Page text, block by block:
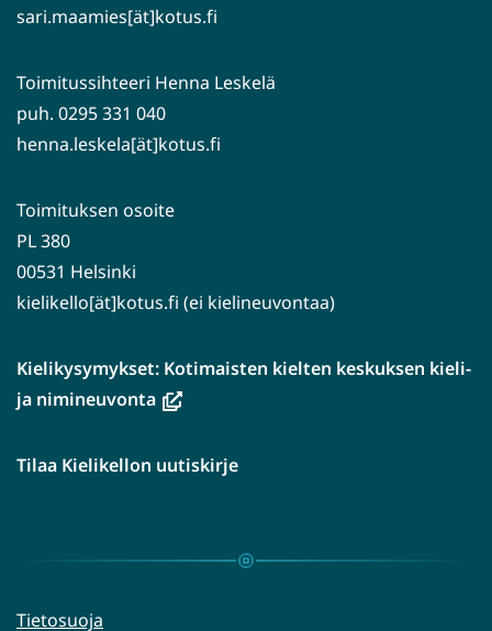
sari.maamies[ät]kotus.fi
Toimitussihteeri Henna Leskelä
puh. 0295 331 040
henna.leskela[ät]kotus.fi
Toimituksen osoite
PL 380
00531 Helsinki
kielikello[ät]kotus.fi (ei kielineuvontaa)
Kielikysymykset: Kotimaisten kielten keskuksen kieli-
ja nimineuvonta(avautuu
ikkunaan,
palveluun)
Tilaa Kielikellon uutiskirje
Tietosuoja